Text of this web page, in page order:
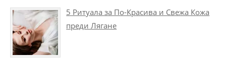
5 Ритуала за По-Красива и Свежа Кожа
преди Лягане